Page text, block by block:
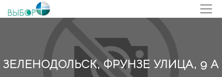
ЗЕЛЕНОДОЛЬСК, ФРУНЗЕ УЛИЦА, 9 А